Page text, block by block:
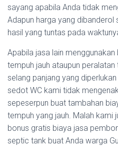
sayang apabila Anda tidak
Adapun harga yang dibanderol
hasil yang tuntas pada
Apabila jasa lain
tempuh jauh ataupun
selang panjang yang
sedot WC kami tidak
sepeserpun buat tambahan
tempuh yang jauh. Malah kami
bonus gratis biaya jasa
septic tank buat Anda warga